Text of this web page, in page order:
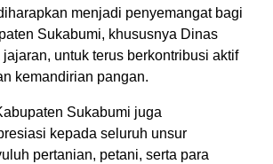
menjadi penyemangat bagi
Sukabumi, khususnya Dinas
untuk terus berkontribusi aktif
kemandirian pangan.
Sukabumi juga
kepada seluruh unsur
pertanian, petani, serta para